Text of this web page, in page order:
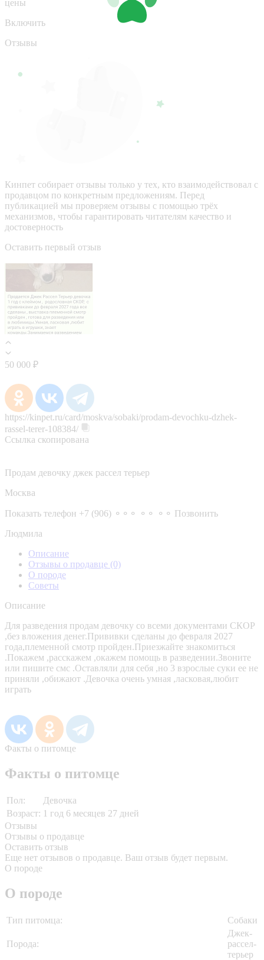
цены
Включить
Отзывы
Кинпет собирает отзывы только у тех, кто взаимодействовал с
продавцом по конкретным предложениям. Перед
публикацией мы проверяем отзывы с помощью трёх
механизмов, чтобы гарантировать читателям качество и
достоверность
Оставить первый отзыв
50 000 ₽
https://kinpet.ru/card/moskva/sobaki/prodam-devochku-dzhek-
rassel-terer-108384/
Ссылка скопирована
Продам девочку джек рассел терьер
Москва
Показать телефон +7 (906) ⚬⚬⚬ ⚬⚬ ⚬⚬ Позвонить
Людмила
Описание
Отзывы о продавце (0)
О породе
Советы
Описание
Для разведения продам девочку со всеми документами СКОР
,без вложения денег.Прививки сделаны до февраля 2027
года,племенной смотр пройден.Приезжайте знакомиться
.Покажем ,расскажем ,окажем помощь в разведении.Звоните
или пишите смс .Оставляли для себя ,но 3 взрослые суки ее не
приняли ,обижают .Девочка очень умная ,ласковая,любит
играть
Факты о питомце
Факты о питомце
Пол:
Девочка
Возраст: 1 год 6 месяцев 27 дней
Отзывы
Отзывы о продавце
Оставить отзыв
Еще нет отзывов о продавце. Ваш отзыв будет первым.
О породе
О породе
Тип питомца: Собаки
Порода:
Джек-
рассел-
терьер